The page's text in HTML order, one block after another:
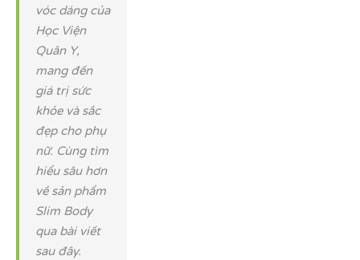
vóc dáng của
Học Viện
Quân Y,
mang đến
giá trị sức
khỏe và sắc
đẹp cho phụ
nữ. Cùng tìm
hiểu sâu hơn
về sản phẩm
Slim Body
qua bài viết
sau đây.